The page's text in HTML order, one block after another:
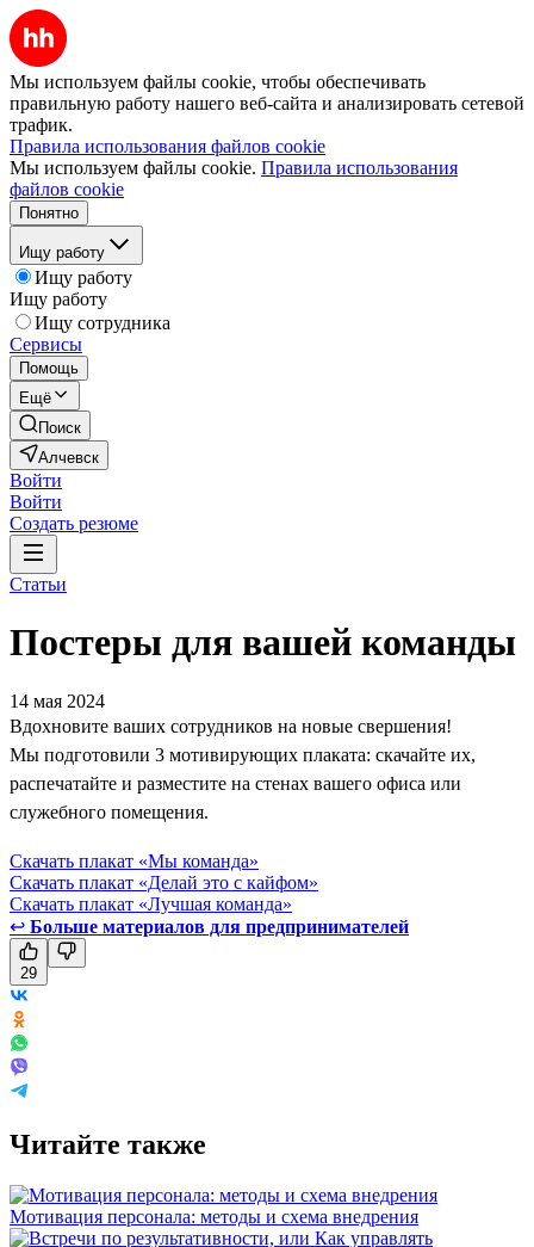
Мы используем файлы cookie, чтобы обеспечивать
правильную работу нашего веб-сайта и анализировать сетевой
трафик.
Правила использования файлов cookie
Мы используем файлы cookie. Правила использования
файлов cookie
Понятно
Ищу работу
Ищу работу
Ищу работу
Ищу сотрудника
Сервисы
Помощь
Ещё
Поиск
Алчевск
Войти
Войти
Создать резюме
Статьи
Постеры для вашей команды
14 мая 2024
Вдохновите ваших сотрудников на новые свершения!
Мы подготовили 3 мотивирующих плаката: скачайте их,
распечатайте и разместите на стенах вашего офиса или
служебного помещения.
Скачать плакат «Мы команда»
Скачать плакат «Делай это с кайфом»
Скачать плакат «Лучшая команда»
↩ Больше материалов для предпринимателей
29
Читайте также
Мотивация персонала: методы и схема внедрения